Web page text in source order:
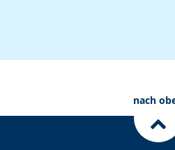
nach